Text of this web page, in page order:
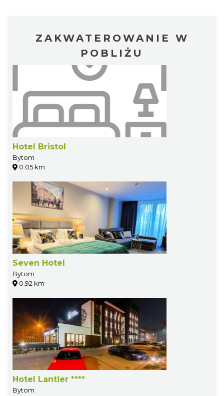
ZAKWATEROWANIE W
POBLIŻU
Hotel Bristol
Bytom
0.05 km
Seven Hotel
Bytom
0.92 km
Hotel Lantier ****
Bytom